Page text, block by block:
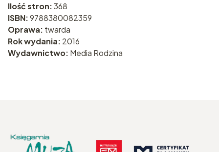
Ilość stron:368
ISBN:9788380082359
Oprawa: twarda
Rok wydania: 2016
Wydawnictwo: Media Rodzina